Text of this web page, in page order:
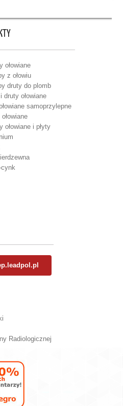
ołowiane
z ołowiu
druty do plomb
druty ołowiane
samoprzylepne
ołowiane i płyty
cynk
Radiologicznej